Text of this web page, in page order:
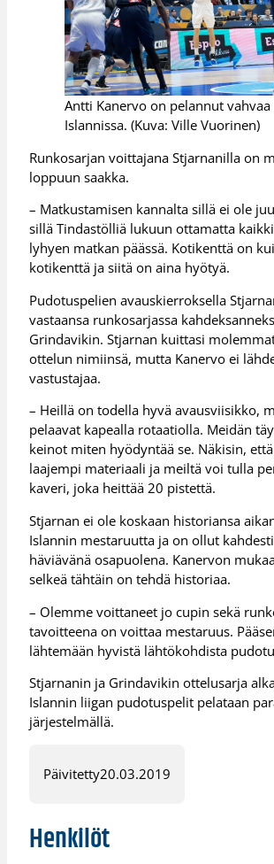
Antti Kanervo on pelannut
Islannissa. (Kuva: Ville Vuorinen)
Runkosarjan voittajana Stjarnanilla on
loppuun saakka.
– Matkustamisen kannalta sillä ei ole
sillä Tindastölliä lukuun ottamatta
lyhyen matkan päässä. Kotikenttä on
kotikenttä ja siitä on aina hyötyä.
Pudotuspelien avauskierroksella
vastaansa runkosarjassa
Grindavikin. Stjarnan kuittasi
ottelun nimiinsä, mutta Kanervo ei
vastustajaa.
– Heillä on todella hyvä avausviisikko,
pelaavat kapealla rotaatiolla. Meidän
keinot miten hyödyntää se. Näkisin,
laajempi materiaali ja meiltä voi tulla
kaveri, joka heittää 20 pistettä.
Stjarnan ei ole koskaan historiansa
Islannin mestaruutta ja on ollut
häviävänä osapuolena. Kanervon
selkeä tähtäin on tehdä historiaa.
– Olemme voittaneet jo cupin sekä
tavoitteena on voittaa mestaruus.
lähtemään hyvistä lähtökohdista
Stjarnanin ja Grindavikin ottelusarja
Islannin liigan pudotuspelit pelataan
järjestelmällä.
Päivitetty20.03.2019
Henkilöt